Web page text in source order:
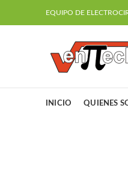
EQUIPO DE
INICIO QUIENES